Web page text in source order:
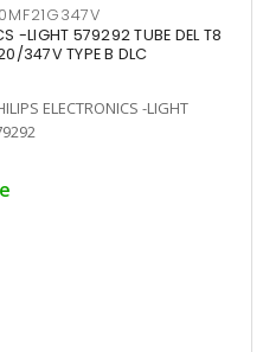
-LIGHT 579292 TUBE DEL T8
347V TYPE B DLC
ELECTRONICS -LIGHT